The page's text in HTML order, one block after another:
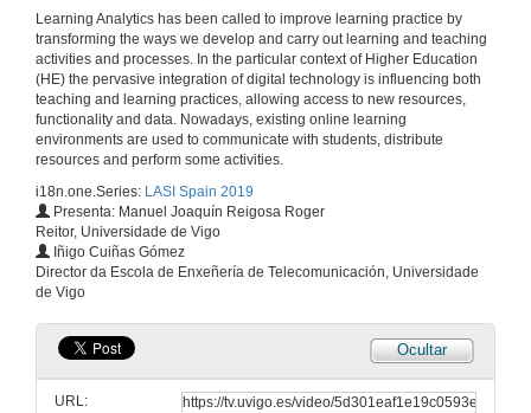
Learning Analytics has been called to improve learning practice by
transforming the ways we develop and carry out learning and teaching
activities and processes. In the particular context of Higher Education
(HE) the pervasive integration of digital technology is influencing both
teaching and learning practices, allowing access to new resources,
functionality and data. Nowadays, existing online learning
environments are used to communicate with students, distribute
resources and perform some activities.
i18n.one.Series: LASI Spain 2019
Presenta: Manuel Joaquín Reigosa Roger
Reitor, Universidade de Vigo
Iñigo Cuiñas Gómez
Director da Escola de Enxeñería de Telecomunicación, Universidade
de Vigo
Ocultar
URL: